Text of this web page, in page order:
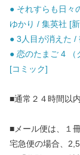
● それすらも日々
ゆかり / 集英社 [
● 3人目が消えた /
● 恋のたまご 4 （
[コミック]
■通常２４時間以
■メール便は、１
宅急便の場合、